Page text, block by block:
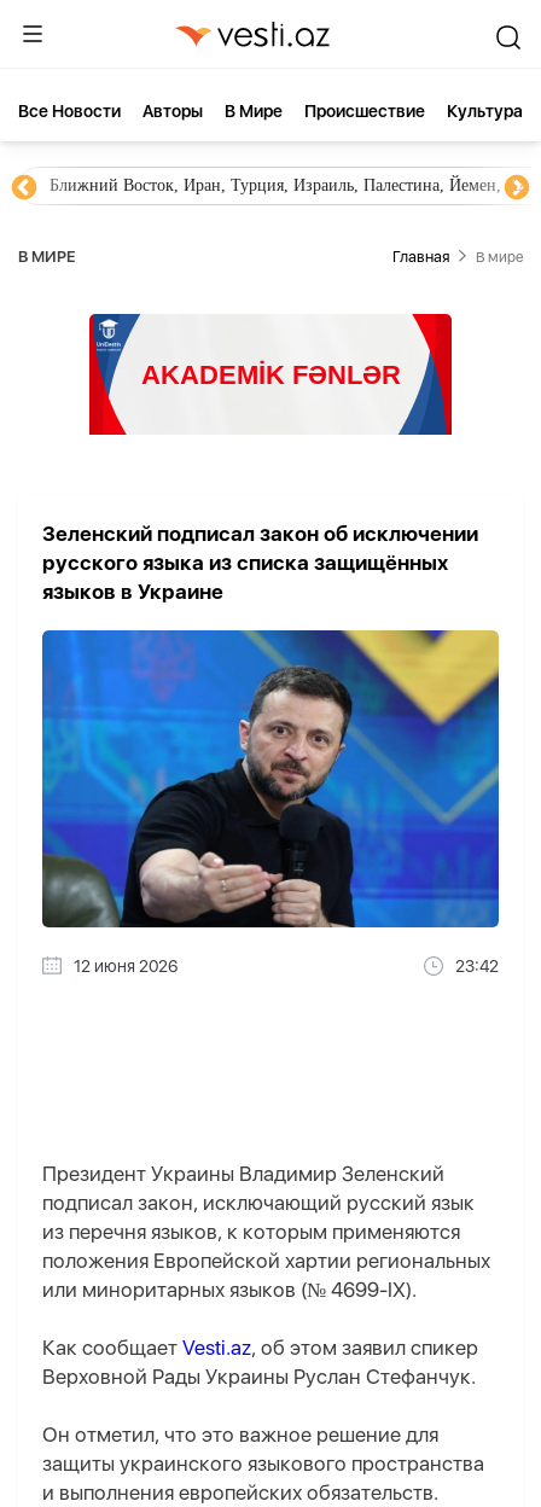
Все Новости Aвторы В Мире Происшествие Культура
Ближний Восток, Иран, Турция, Израиль, Палестина, Йемен,
В МИРЕ Главная В мире
Зеленский подписал закон об исключении
русского языка из списка защищённых
языков в Украине
12 июня 2026 23:42
Президент Украины Владимир Зеленский
подписал закон, исключающий русский язык
из перечня языков, к которым применяются
положения Европейской хартии региональных
или миноритарных языков (№ 4699-IX).
Как сообщает Vesti.az, об этом заявил спикер
Верховной Рады Украины Руслан Стефанчук.
Он отметил, что это важное решение для
защиты украинского языкового пространства
и выполнения европейских обязательств.